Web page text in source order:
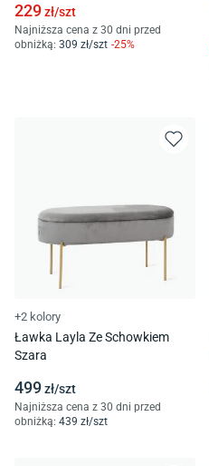
229zł/szt
Najniższa cena z 30 dni przed
obniżką: 309 zł/szt -25%
+2 kolory
Ławka Layla Ze Schowkiem
Szara
499zł/szt
Najniższa cena z 30 dni przed
obniżką: 439 zł/szt